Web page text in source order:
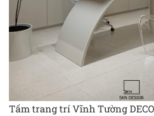
Tấm trang trí Vĩnh Tường